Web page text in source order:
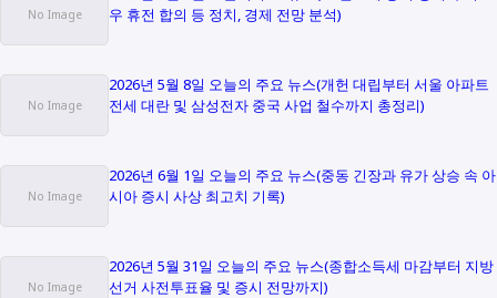
우 휴전 합의 등 정치, 경제 전망 분석)
2026년 5월 8일 오늘의 주요 뉴스(개헌 대립부터 서울 아파트
전세 대란 및 삼성전자 중국 사업 철수까지 총정리)
2026년 6월 1일 오늘의 주요 뉴스(중동 긴장과 유가 상승 속 아
시아 증시 사상 최고치 기록)
2026년 5월 31일 오늘의 주요 뉴스(종합소득세 마감부터 지방
선거 사전투표율 및 증시 전망까지)